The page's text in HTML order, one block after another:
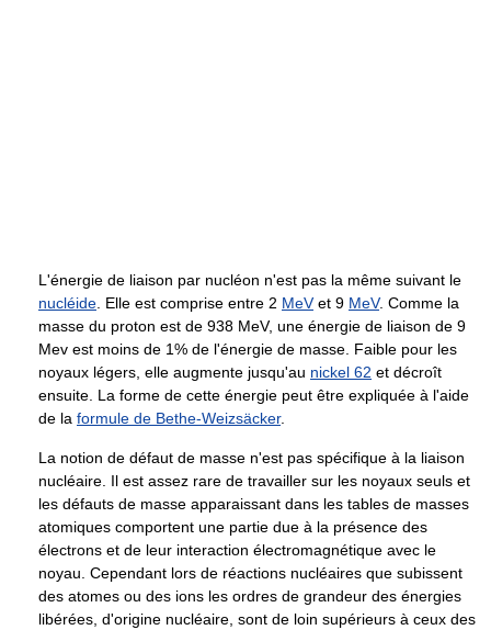
L'énergie de liaison par nucléon n'est pas la même suivant le
nucléide. Elle est comprise entre 2 MeVet 9 MeV. Comme la
masse du proton est de 938 MeV, une énergie de liaison de 9
Mev est moins de 1% de l'énergie de masse. Faible pour les
noyaux légers, elle augmente jusqu'au nickel 62 et décroît
ensuite. La forme de cette énergie peut être expliquée à l'aide
de la formule de Bethe-Weizsäcker.
La notion de défaut de masse n'est pas spécifique à la liaison
nucléaire. Il est assez rare de travailler sur les noyaux seuls et
les défauts de masse apparaissant dans les tables de masses
atomiques comportent une partie due à la présence des
électrons et de leur interaction électromagnétique avec le
noyau. Cependant lors de réactions nucléaires que subissent
des atomes ou des ions les ordres de grandeur des énergies
libérées, d'origine nucléaire, sont de loin supérieurs à ceux des